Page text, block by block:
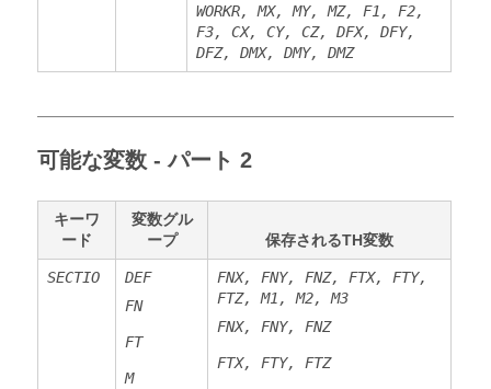
WORKR, MX, MY, MZ, F1, F2,
F3, CX, CY, CZ, DFX, DFY,
DFZ, DMX, DMY, DMZ
可能な変数 - パート 2
キーワ
ード
変数グル
ープ
保存されるTH変数
SECTIO
DEF
FN
FT
M
FNX, FNY, FNZ, FTX, FTY,
FTZ, M1, M2, M3
FNX, FNY, FNZ
FTX, FTY, FTZ